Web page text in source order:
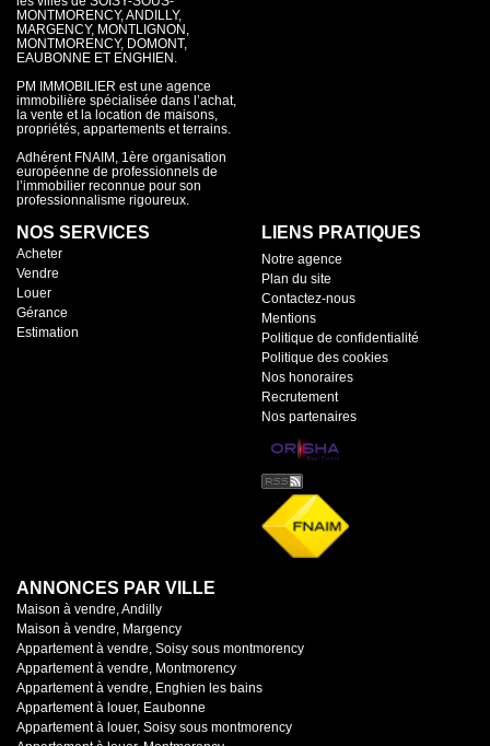
MONTMORENCY, ANDILLY,
MARGENCY, MONTLIGNON,
MONTMORENCY, DOMONT,
EAUBONNE ET ENGHIEN.
PM IMMOBILIER est une agence
immobilière spécialisée dans l’achat,
la vente et la location de maisons,
propriétés, appartements et terrains.
Adhérent FNAIM, 1ère organisation
européenne de professionnels de
l’immobilier reconnue pour son
professionnalisme rigoureux.
NOS SERVICES
Acheter
Vendre
Louer
Gérance
Estimation
LIENS PRATIQUES
Notre agence
Plan du site
Contactez-nous
Mentions
Politique de confidentialité
Politique des cookies
Nos honoraires
Recrutement
Nos partenaires
ANNONCES PAR VILLE
Maison à vendre, Andilly
Maison à vendre, Margency
Appartement à vendre, Soisy sous montmorency
Appartement à vendre, Montmorency
Appartement à vendre, Enghien les bains
Appartement à louer, Eaubonne
Appartement à louer, Soisy sous montmorency